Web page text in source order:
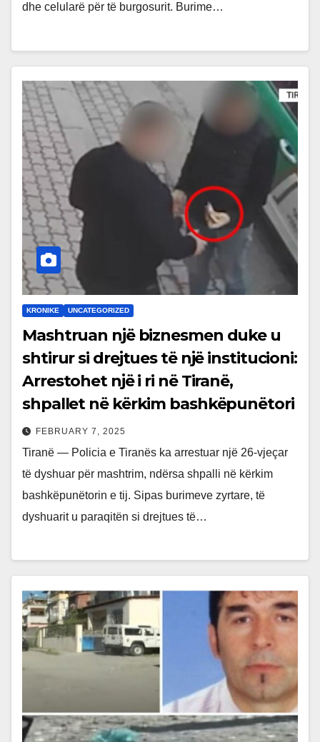
dhe celularë për të burgosurit. Burime…
KRONIKE UNCATEGORIZED
Mashtruan një biznesmen duke u
shtirur si drejtues të një institucioni:
Arrestohet një i ri në Tiranë,
shpallet në kërkim bashkëpunëtori
FEBRUARY 7, 2025
Tiranë — Policia e Tiranës ka arrestuar një 26-vjeçar
të dyshuar për mashtrim, ndërsa shpalli në kërkim
bashkëpunëtorin e tij. Sipas burimeve zyrtare, të
dyshuarit u paraqitën si drejtues të…